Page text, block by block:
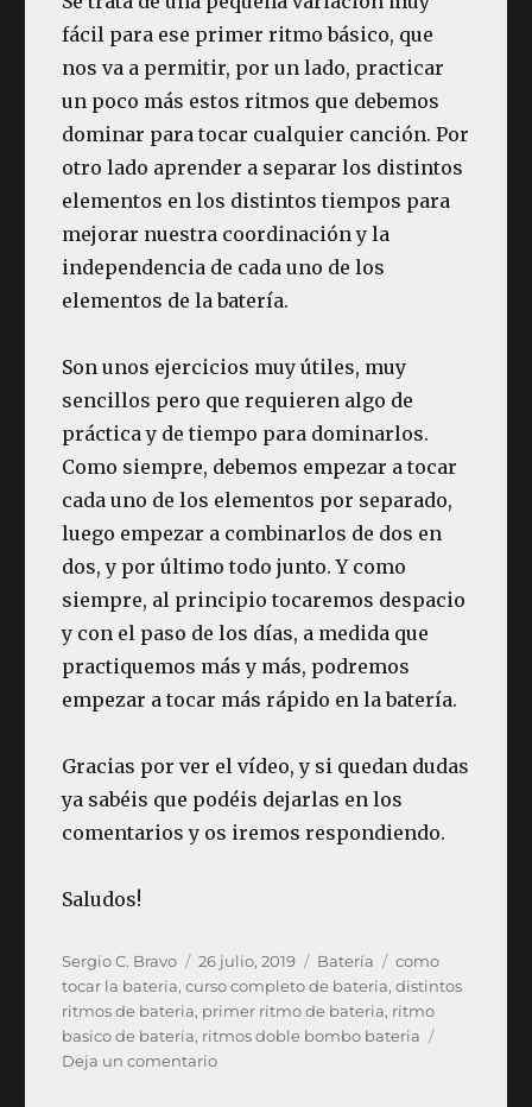
fácil para ese primer ritmo básico, que
nos va a permitir, por un lado, practicar
un poco más estos ritmos que debemos
dominar para tocar cualquier canción. Por
otro lado aprender a separar los distintos
elementos en los distintos tiempos para
mejorar nuestra coordinación y la
independencia de cada uno de los
elementos de la batería.
Son unos ejercicios muy útiles, muy
sencillos pero que requieren algo de
práctica y de tiempo para dominarlos.
Como siempre, debemos empezar a tocar
cada uno de los elementos por separado,
luego empezar a combinarlos de dos en
dos, y por último todo junto. Y como
siempre, al principio tocaremos despacio
y con el paso de los días, a medida que
practiquemos más y más, podremos
empezar a tocar más rápido en la batería.
Gracias por ver el vídeo, y si quedan dudas
ya sabéis que podéis dejarlas en los
comentarios y os iremos respondiendo.
Saludos!
Autor
Sergio C. Bravo
Publicado
el
26 julio, 2019 Categorías
Batería Etiquetas
como
tocar la bateria,curso completo de bateria,distintos
ritmos de bateria, primer ritmo de bateria, ritmo
basico de bateria, ritmos doble bombo bateria
Deja un comentarioen